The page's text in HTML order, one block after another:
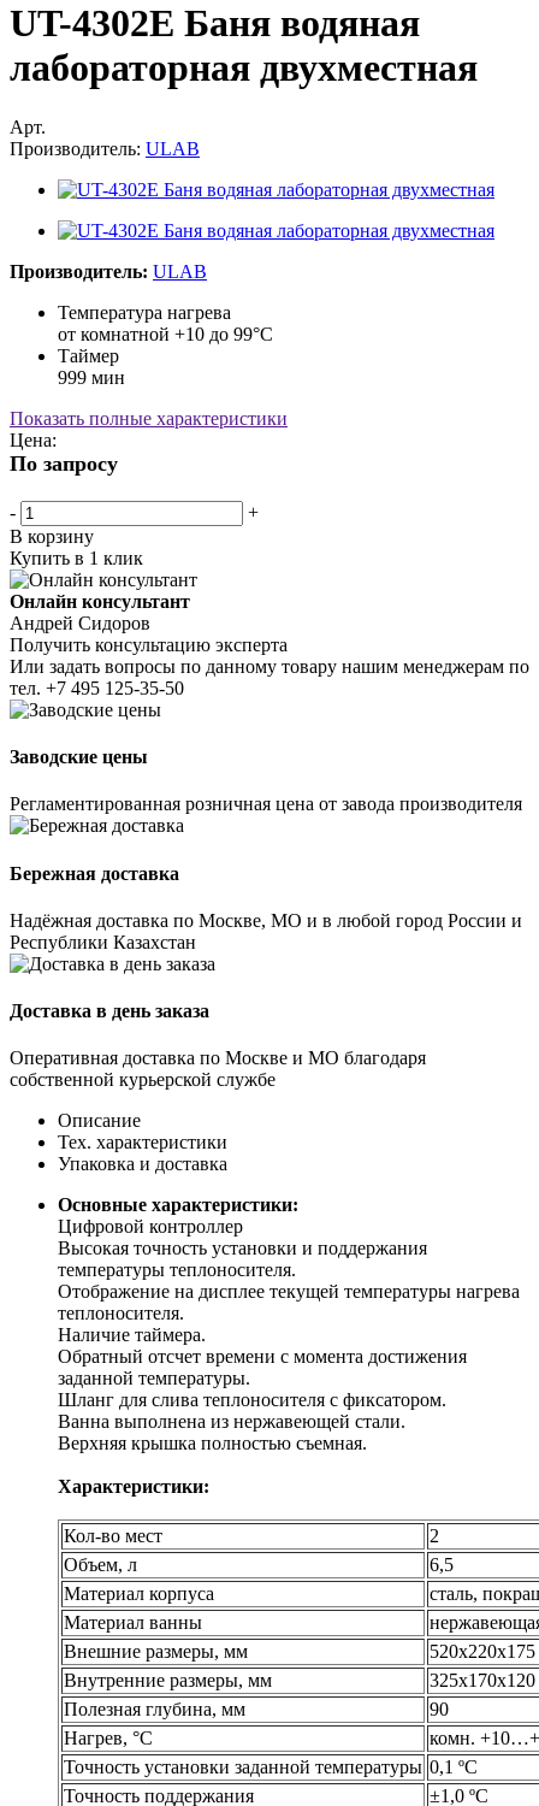
UT-4302Е Баня водяная
лабораторная двухместная
Арт.
Производитель: ULAB
Производитель: ULAB
Температура нагрева
от комнатной +10 до 99°С
Таймер
999 мин
Показать полные характеристики
Цена:
По запросу
-
+
В корзину
Купить в 1 клик
Онлайн консультант
Андрей Сидоров
Получить консультацию эксперта
Или задать вопросы по данному товару нашим менеджерам по
тел. +7 495 125-35-50
Заводские цены
Регламентированная розничная цена от завода производителя
Бережная доставка
Надёжная доставка по Москве, МО и в любой город России и
Республики Казахстан
Доставка в день заказа
Оперативная доставка по Москве и МО благодаря
собственной курьерской службе
Описание
Тех. характеристики
Упаковка и доставка
Основные характеристики:
Цифровой контроллер
Высокая точность установки и поддержания
температуры теплоносителя.
Отображение на дисплее текущей температуры нагрева
теплоносителя.
Наличие таймера.
Обратный отсчет времени с момента достижения
заданной температуры.
Шланг для слива теплоносителя с фиксатором.
Ванна выполнена из нержавеющей стали.
Верхняя крышка полностью съемная.
Характеристики:
Кол-во мест
2
Объем, л
6,5
Материал корпуса
сталь,
Материал ванны
Внешние размеры, мм
520х220х175
Внутренние размеры, мм
325х170х120
Полезная глубина, мм
90
Нагрев, °С
комн.
Точность установки заданной температуры 0,1 ºС
Точность поддержания
±1,0 ºС